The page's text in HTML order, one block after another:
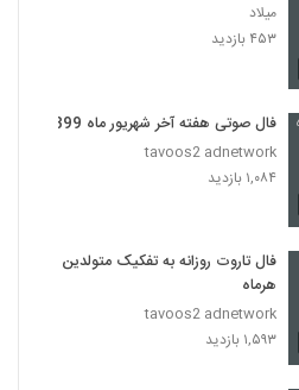
میلاد
۴۵۳ بازدید
فال صوتی هفته آخر شهریور ماه 1399
tavoos2 adnetwork
۱,۰۸۴ بازدید
فال تاروت روزانه به تفکیک متولدین
هرماه
tavoos2 adnetwork
۱,۵۹۳ بازدید